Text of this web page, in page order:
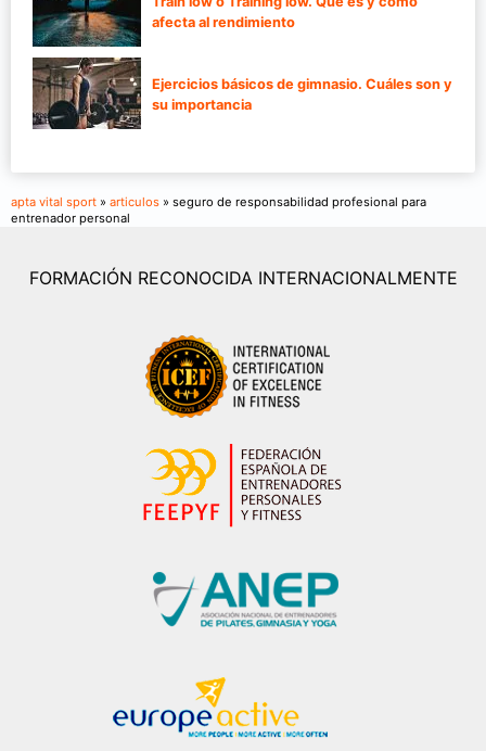
afecta al rendimiento
Ejercicios básicos de gimnasio. Cuáles son y
su importancia
apta vital sport » articulos » seguro de responsabilidad profesional para
entrenador personal
FORMACIÓN RECONOCIDA INTERNACIONALMENTE